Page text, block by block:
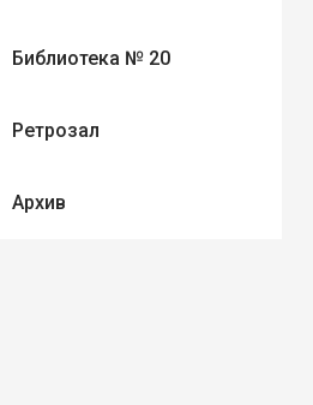
Библиотека № 20
Ретрозал
Архив